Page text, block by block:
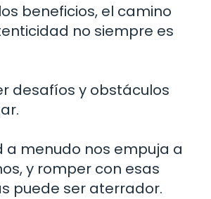
beneficios, el camino
no siempre es
desafíos y obstáculos
a menudo nos empuja a
y romper con esas
puede ser aterrador.